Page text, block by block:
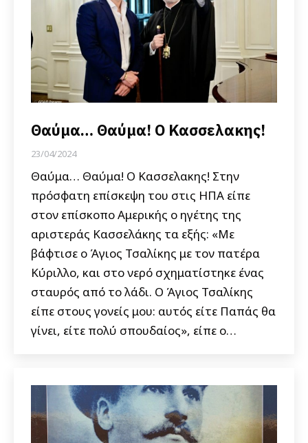
Θαύμα… Θαύμα! Ο Κασσελακης!
23/04/2024
Θαύμα… Θαύμα! Ο Κασσελακης! Στην
πρόσφατη επίσκεψη του στις ΗΠΑ είπε
στον επίσκοπο Αμερικής ο ηγέτης της
αριστεράς Κασσελάκης τα εξής: «Με
βάφτισε ο Άγιος Τσαλίκης με τον πατέρα
Κύριλλο, και στο νερό σχηματίστηκε ένας
σταυρός από το λάδι. Ο Άγιος Τσαλίκης
είπε στους γονείς μου: αυτός είτε Παπάς θα
γίνει, είτε πολύ σπουδαίος», είπε ο…